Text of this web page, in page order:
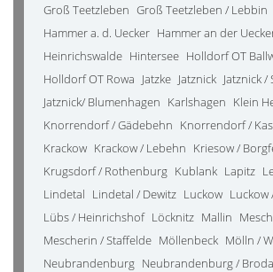
Groß Teetzleben Groß Teetzleben / Lebbin
Hammer a. d. Uecker Hammer an der
Heinrichswalde Hintersee Holldorf OT
Holldorf OT Rowa Jatzke Jatznick Jatznick
Jatznick/ Blumenhagen Karlshagen Klein
Knorrendorf / Gädebehn Knorrendorf /
Krackow Krackow / Lebehn Kriesow /
Krugsdorf / Rothenburg Kublank Lapitz
Lindetal Lindetal / Dewitz Luckow Luckow
Lübs / Heinrichshof Löcknitz Mallin
Mescherin / Staffelde Möllenbeck Mölln /
Neubrandenburg Neubrandenburg / Broda